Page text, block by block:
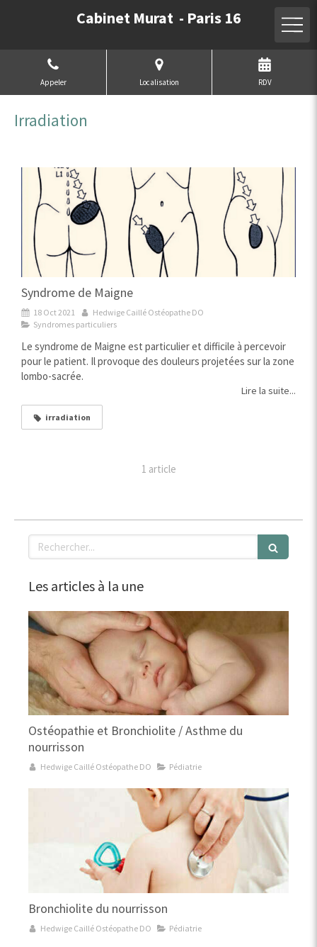
Cabinet Murat - Paris 16
Appeler Localisation RDV
Irradiation
Syndrome de Maigne
18 Oct 2021
Hedwige Caillé Ostéopathe DO
Syndromes particuliers
Le syndrome de Maigne est particulier et difficile à percevoir
pour le patient. Il provoque des douleurs projetées sur la zone
lombo-sacrée.
Lire la suite...
irradiation
1 article
Rechercher
Les articles à la une
Ostéopathie et Bronchiolite / Asthme du
nourrisson
Hedwige Caillé Ostéopathe DO Pédiatrie
Bronchiolite du nourrisson
Hedwige Caillé Ostéopathe DO Pédiatrie